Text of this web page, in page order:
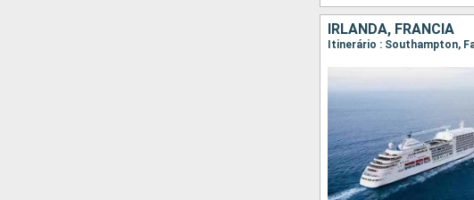
IRLANDA, FRANCIA